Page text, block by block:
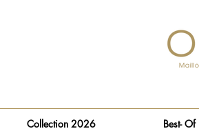
Collection 2026 Best- Of